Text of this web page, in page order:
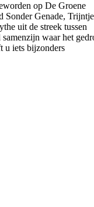
op De Groene
Sonder Genade,
uit de streek tussen
waar het
u iets bijzonders